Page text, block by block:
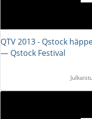
QTV 2013 - Qstock
― Qstock Festival